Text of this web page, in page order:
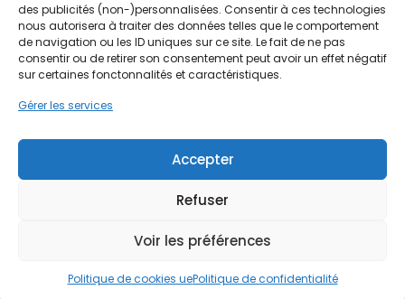
des publicités (non-)personnalisées. Consentir à ces technologies
nous autorisera à traiter des données telles que le comportement
de navigation ou les ID uniques sur ce site. Le fait de ne pas
consentir ou de retirer son consentement peut avoir un effet négatif
sur certaines fonctonnalités et caractéristiques.
Gérer les services
Accepter
Refuser
Voir les préférences
Politique de cookies uePolitique de confidentialité
Vous aimez notre
franchise ?
Votez pourPPF
PPF, Préservation du Patrimoine Français | 99 Rue du
2026